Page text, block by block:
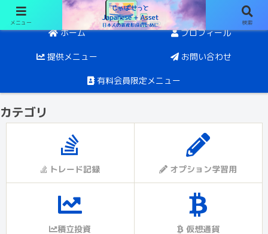
日経オプションと投資。目指すは5年後にFIRE
ホーム プロフィール
提供メニュー お問い合わせ
有料会員限定メニュー
カテゴリ
トレード記録 オプション学習用
積立投資 仮想通貨
メニュー 検索